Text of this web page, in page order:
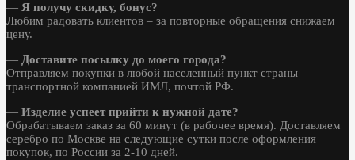
— Я получу скидку, бонус?
Любим радовать клиентов – за повторные обращения снижаем
цену.
— Доставите посылку до моего города?
Отправляем покупки в любой населенный пункт страны
транспортной компанией ИМЛ, почтой РФ.
— Изделие успеет прийти к нужной дате?
Обрабатываем заказ за 60 минут (в рабочее время). Доставляем
серебро по Москве на следующие сутки после оформления
покупок, по России за 2-10 дней.